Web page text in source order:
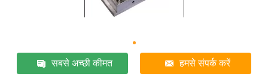
सबसे अच्छी कीमत हमसे संपर्क करें